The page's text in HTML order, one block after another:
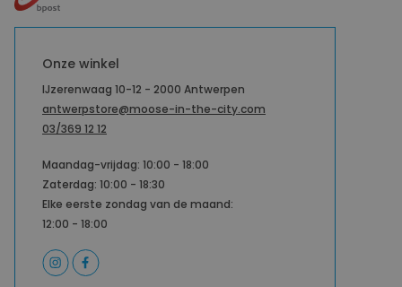
Onze winkel
IJzerenwaag 10-12 - 2000 Antwerpen
antwerpstore@moose-in-the-city.com
03/369 12 12
Maandag-vrijdag: 10:00 - 18:00
Zaterdag: 10:00 - 18:30
Elke eerste zondag van de maand:
12:00 - 18:00